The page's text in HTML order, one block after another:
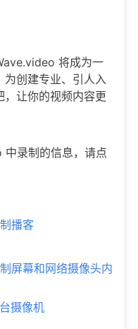
将成为一
创建专业、引人入
，让你的视频内容更
录制的信息，请点
播客
屏幕和网络摄像头内
摄像机